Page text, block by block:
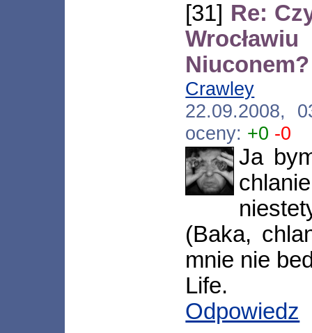
[31] Re:
Niuconem?
Crawley
22.09.2008,
oceny: +0 -0
Ja
(Baka,
mnie nie
Life.
Odpowiedz